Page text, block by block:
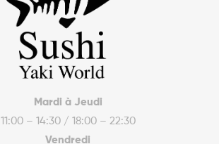
Mardi à Jeudi
11:00 – 14:30 / 18:00 – 22:30
Vendredi